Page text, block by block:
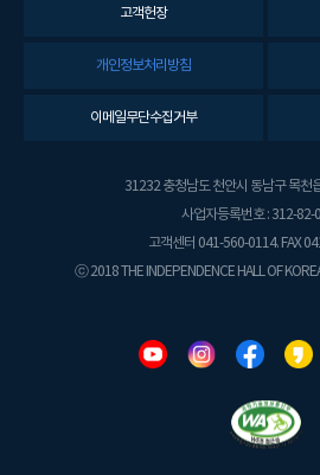
고객헌장
개인정보처리방침
이메일무단수집거부
31232 충청남도 천안시 동남구 목천
사업자등록번호 : 312-82-
고객센터 041-560-0114. FAX
ⓒ 2018 THE INDEPENDENCE HALL OF